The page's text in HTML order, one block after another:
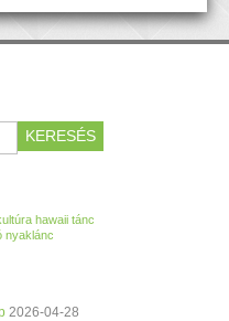
hawaii tánc
nyaklánc
2026-04-28